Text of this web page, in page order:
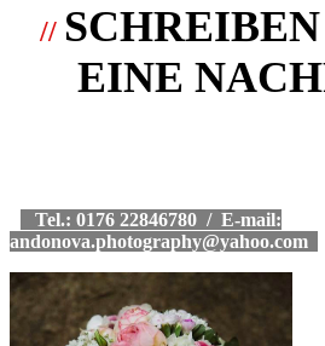
//
EINE
Tel.: 0176 22846780 / E-mail:
andonova.photography@yahoo.com